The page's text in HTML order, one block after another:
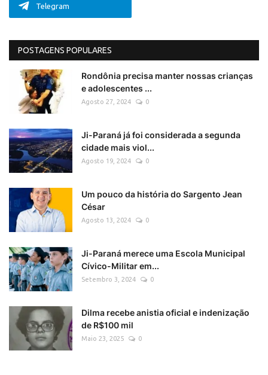
Telegram
POSTAGENS POPULARES
Rondônia precisa manter nossas crianças
e adolescentes ...
Agosto 27, 2024 0
Ji-Paraná já foi considerada a segunda
cidade mais viol...
Agosto 19, 2024 0
Um pouco da história do Sargento Jean
César
Agosto 13, 2024 0
Ji-Paraná merece uma Escola Municipal
Cívico-Militar em...
Setembro 3, 2024 0
Dilma recebe anistia oficial e indenização
de R$100 mil
Maio 23, 2025 0